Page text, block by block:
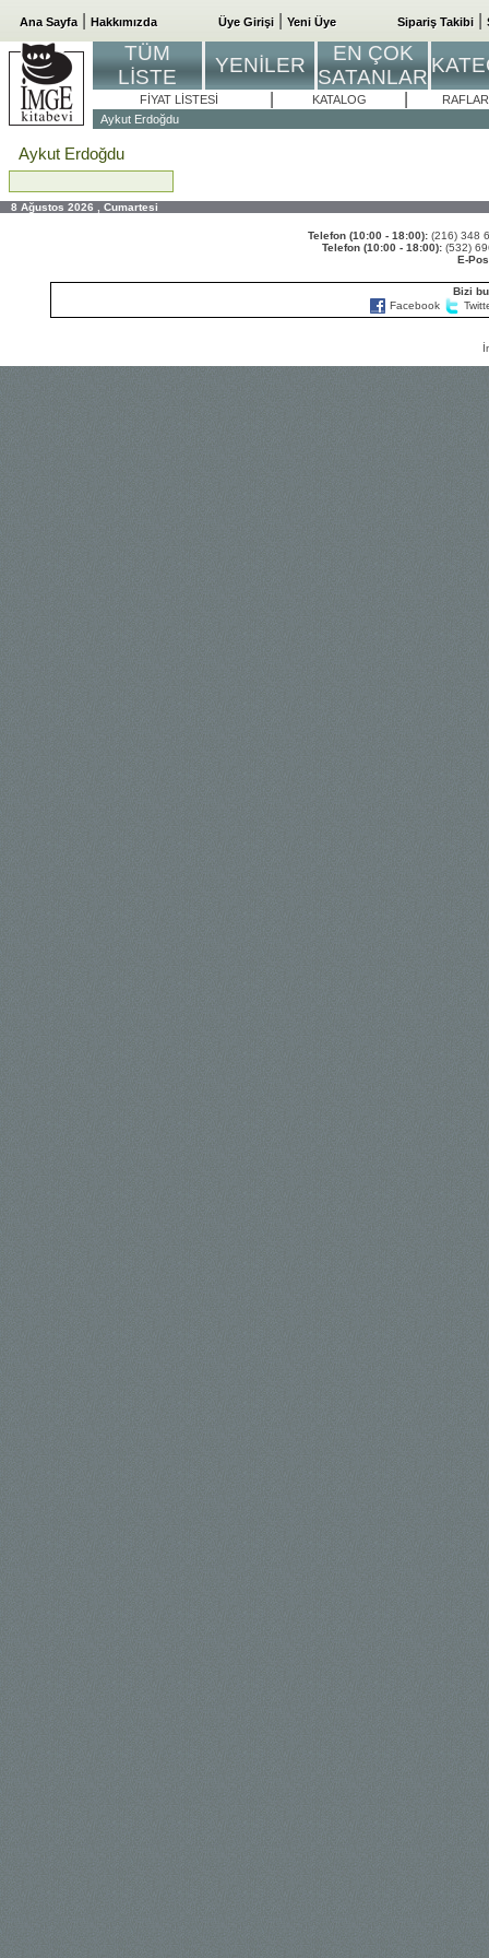
Ana Sayfa Hakkımızda Üye Girişi Yeni Üye Sipariş Takibi
TÜM
LİSTE
YENİLER
EN ÇOK
SATANLAR
FİYAT LİSTESİ KATALOG
RAFLAR
Aykut Erdoğdu
Aykut Erdoğdu
8 Ağustos 2026 , Cumartesi
Telefon (10:00 - 18:00):(216)
Telefon (10:00 - 18:00): (532)
E-
Bizi
Facebook